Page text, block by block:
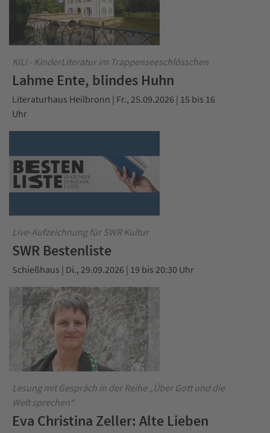
KiLi - KinderLiteratur im Trappenseeschlösschen
Lahme Ente, blindes Huhn
Literaturhaus Heilbronn | Fr., 25.09.2026 | 15 bis 16
Uhr
Live-Aufzeichnung für SWR Kultur
SWR Bestenliste
Schießhaus | Di., 29.09.2026 | 19 bis 20:30 Uhr
Lesung mit Gespräch in der Reihe „Über Gott und die
Welt sprechen“
Eva Christina Zeller: Alte Lieben